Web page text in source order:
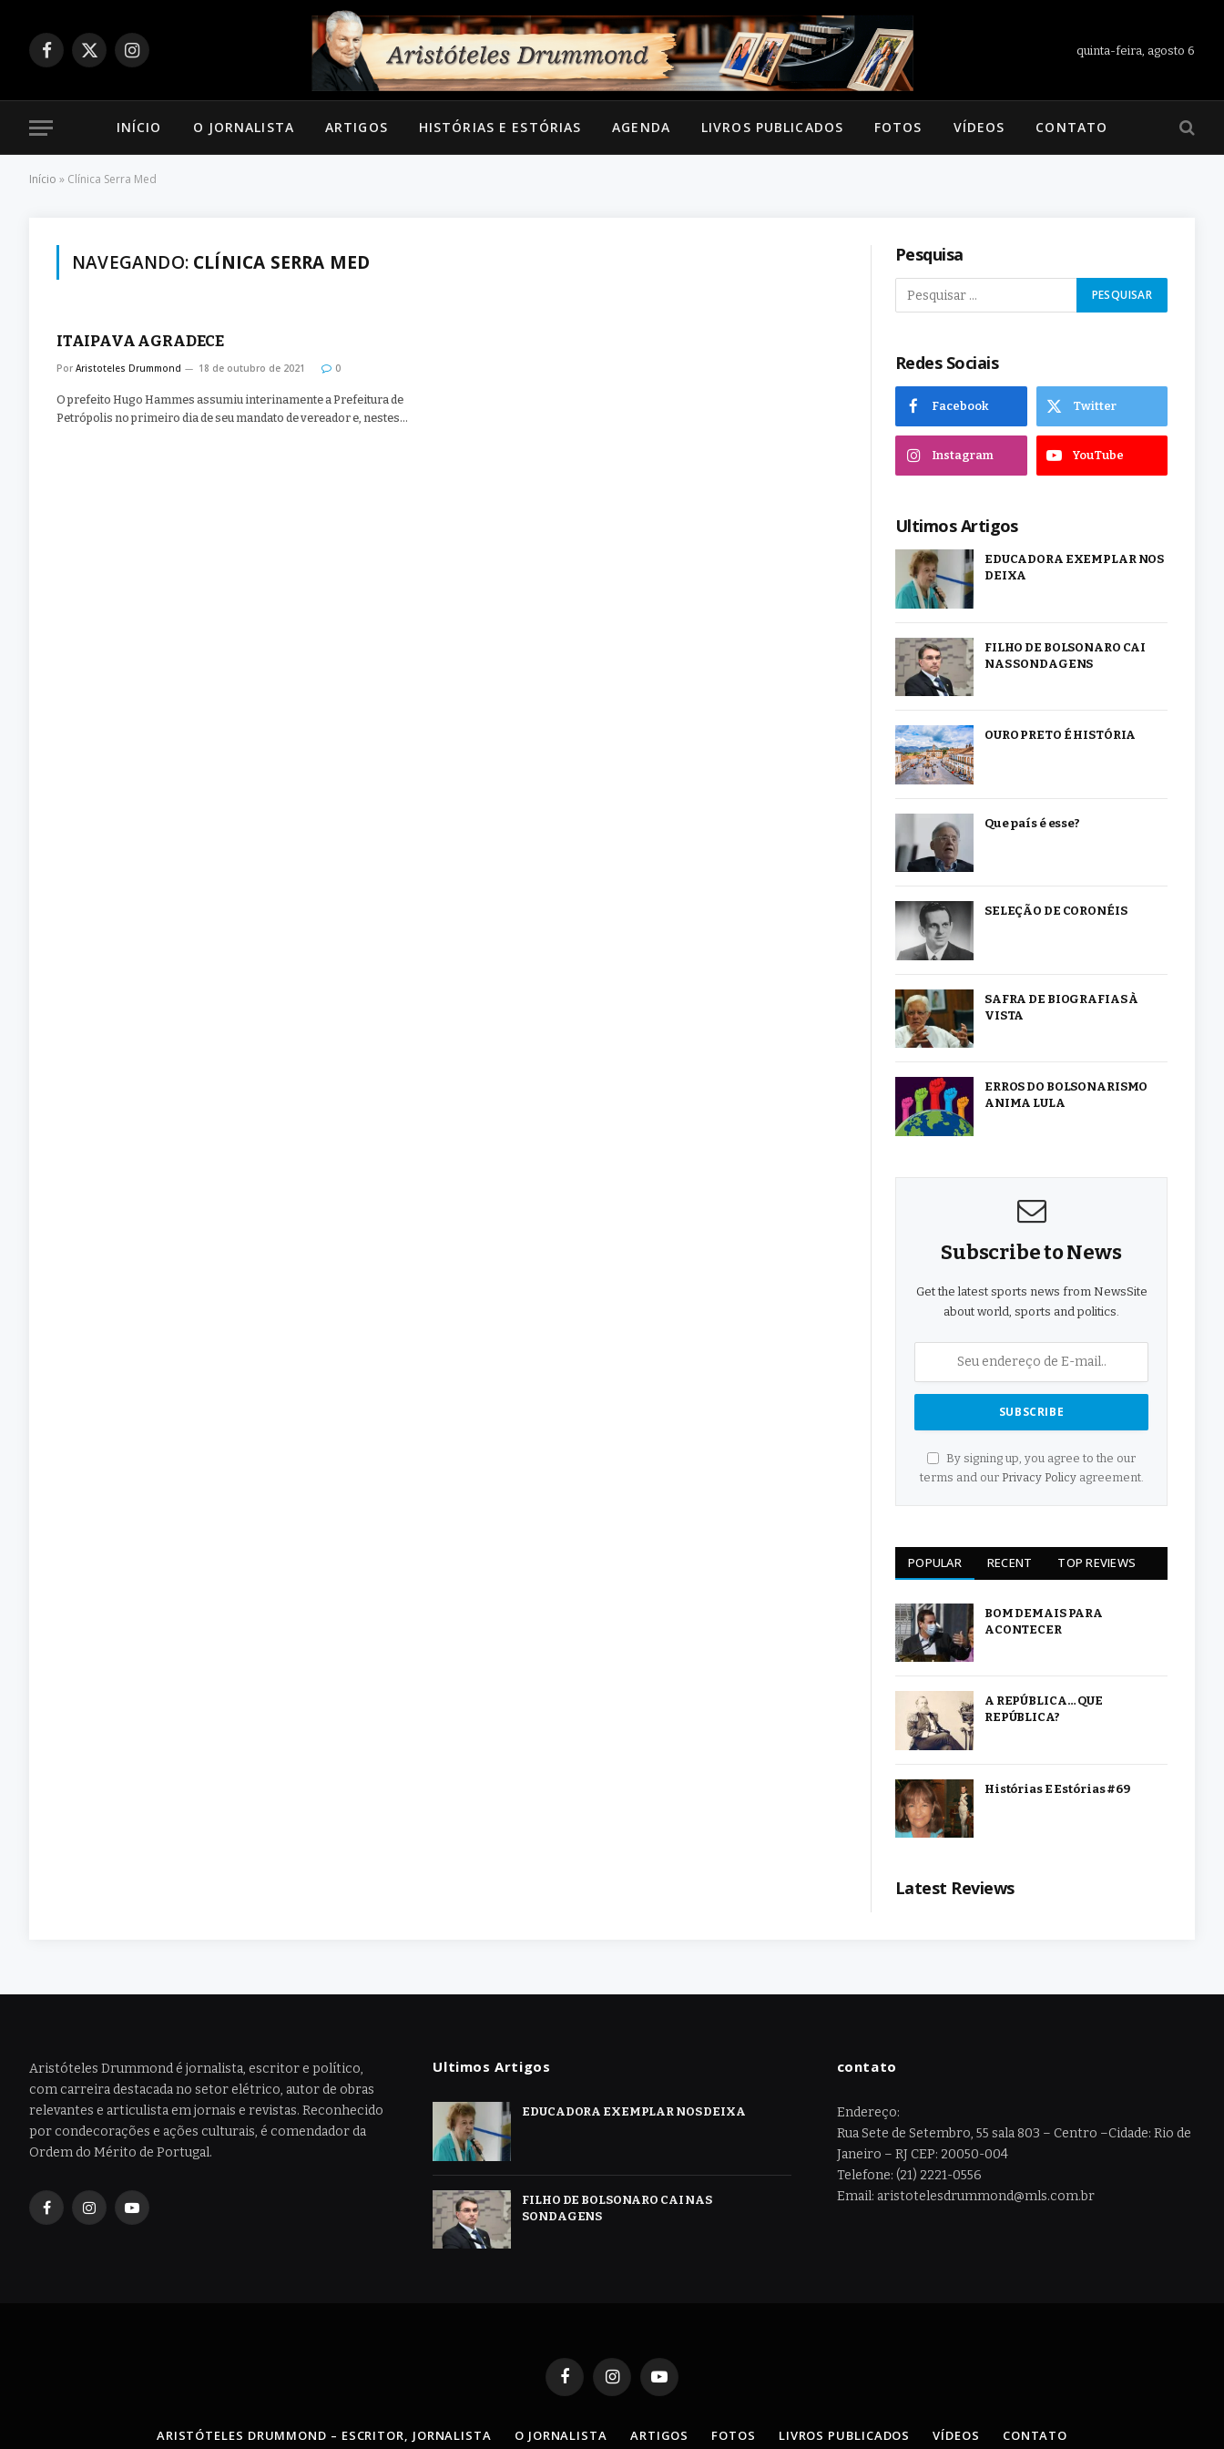
Facebook
X
Instagram
quinta-feira, agosto 6
INÍCIO O JORNALISTA ARTIGOS HISTÓRIAS E ESTÓRIAS AGENDA LIVROS PUBLICADOS FOTOS VÍDEOS CONTATO
Início » Clínica Serra Med
NAVEGANDO: CLÍNICA SERRA MED
ITAIPAVA AGRADECE
Por Aristoteles Drummond 18 de outubro de 2021 0
O prefeito Hugo Hammes assumiu interinamente a Prefeitura de
Petrópolis no primeiro dia de seu mandato de vereador e, nestes…
Pesquisa
Redes Sociais
Facebook Twitter
Instagram YouTube
Ultimos Artigos
EDUCADORA EXEMPLAR NOS
DEIXA
FILHO DE BOLSONARO CAI
NAS SONDAGENS
OURO PRETO É HISTÓRIA
Que país é esse?
SELEÇÃO DE CORONÉIS
SAFRA DE BIOGRAFIAS À
VISTA
ERROS DO BOLSONARISMO
ANIMA LULA
Subscribe to News
Get the latest sports news from NewsSite
about world, sports and politics.
By signing up, you agree to the our
terms and our Privacy Policyagreement.
POPULAR RECENT TOP REVIEWS
BOM DEMAIS PARA
ACONTECER
A REPÚBLICA… QUE
REPÚBLICA?
Histórias E Estórias #69
Latest Reviews
Aristóteles Drummond é jornalista, escritor e político,
com carreira destacada no setor elétrico, autor de obras
relevantes e articulista em jornais e revistas. Reconhecido
por condecorações e ações culturais, é comendador da
Ordem do Mérito de Portugal.
FacebookInstagramYouTube
Ultimos Artigos
EDUCADORA EXEMPLAR NOS DEIXA
FILHO DE BOLSONARO CAI NAS
SONDAGENS
contato
Endereço:
Rua Sete de Setembro, 55 sala 803 – Centro –Cidade: Rio de
Janeiro – RJ CEP: 20050-004
Telefone: (21) 2221-0556
Email: aristotelesdrummond@mls.com.br
FacebookInstagramYouTube
ARISTÓTELES DRUMMOND – ESCRITOR, JORNALISTA O JORNALISTA ARTIGOS FOTOS LIVROS PUBLICADOS VÍDEOS CONTATO